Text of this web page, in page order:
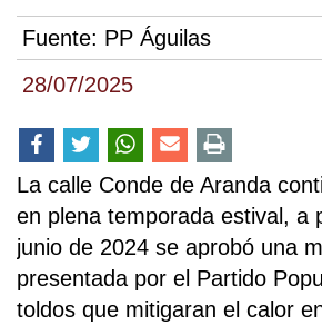
28/07/2025
Fuente: PP Águilas
La calle Conde de Aranda
en plena temporada estival, a
junio de 2024 se aprobó una
presentada por el Partido
toldos que mitigaran el calor